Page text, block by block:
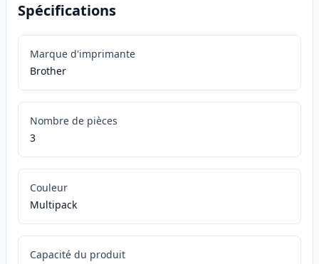
Spécifications
Marque d'imprimante
Brother
Nombre de pièces
3
Couleur
Multipack
Capacité du produit